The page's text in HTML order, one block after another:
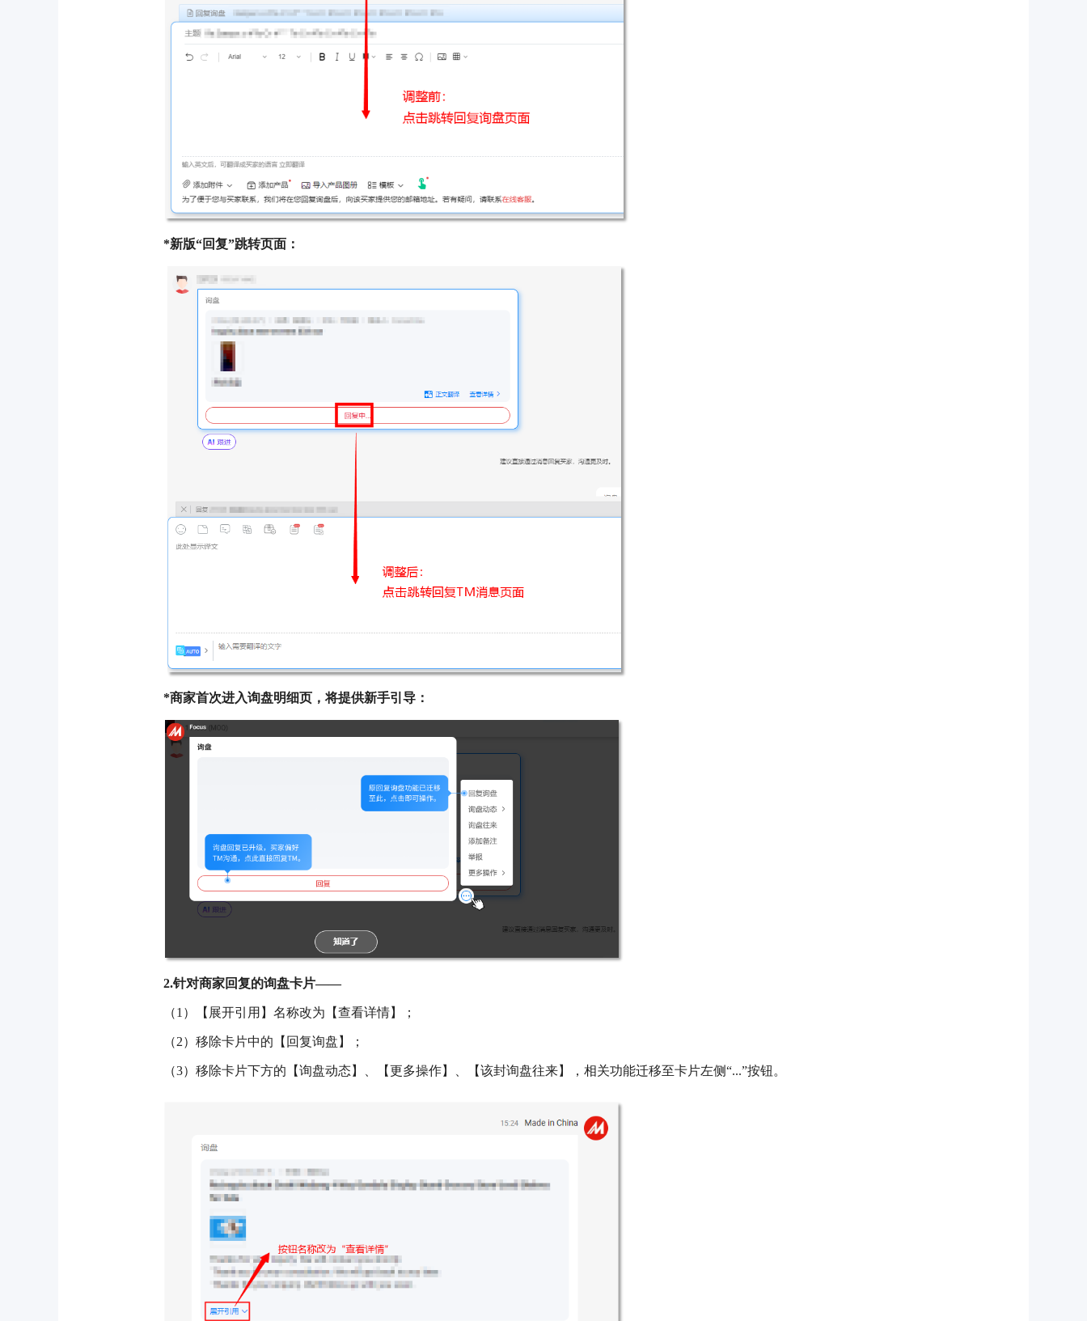
*新版“回复”跳转页面：
*商家首次进入询盘明细页，将提供新手引导：
2.针对商家回复的询盘卡片——
（1）【展开引用】名称改为【查看详情】；
（2）移除卡片中的【回复询盘】；
（3）移除卡片下方的【询盘动态】、【更多操作】、【该封询盘往来】，相关功能迁移至卡片左侧“...”按钮。